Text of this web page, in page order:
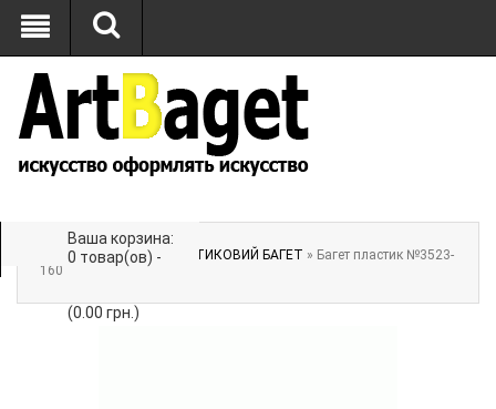
Ваша корзина:
0 товар(ов) -
(0.00 грн.)
Главная»БАГЕТ»ПЛАСТИКОВИЙ БАГЕТ » Багет пластик №3523-
160